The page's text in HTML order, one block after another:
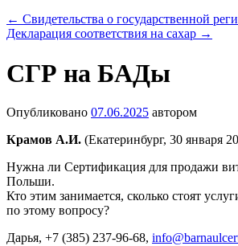
← Свидетельства о государственной
Декларация соответствия на сахар →
СГР на БАДы
Опубликовано 07.06.2025 автором
Крамов А.И. (Екатеринбург, 30 января
Нужна ли Сертификация для продажи
Польши.
Кто этим занимается, сколько стоят
по этому вопросу?
Дарья, +7 (385) 237-96-68,